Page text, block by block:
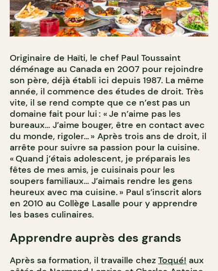
Originaire de Haïti, le chef Paul Toussaint
déménage au Canada en 2007 pour rejoindre
son père, déjà établi ici depuis 1987. La même
année, il commence des études de droit. Très
vite, il se rend compte que ce n’est pas un
domaine fait pour lui : « Je n’aime pas les
bureaux… J’aime bouger, être en contact avec
du monde, rigoler… » Après trois ans de droit, il
arrête pour suivre sa passion pour la cuisine.
« Quand j’étais adolescent, je préparais les
fêtes de mes amis, je cuisinais pour les
soupers familiaux… J’aimais rendre les gens
heureux avec ma cuisine. » Paul s’inscrit alors
en 2010 au Collège Lasalle pour y apprendre
les bases culinaires.
Apprendre auprès des grands
Après sa formation, il travaille chez Toqué! aux